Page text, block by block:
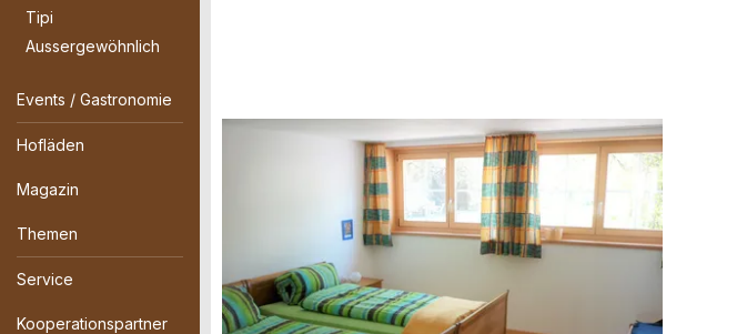
Tipi
Aussergewöhnlich
Events / Gastronomie
Hofläden
Magazin
Themen
Service
Kooperationspartner